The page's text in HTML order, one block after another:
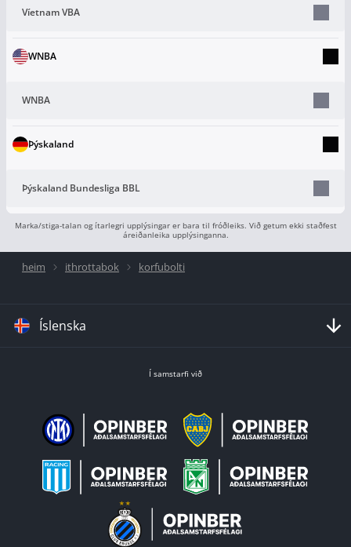
Víetnam VBA
WNBA
WNBA
Þýskaland
Þýskaland Bundesliga BBL
Marka/stiga-talan og ítarlegri upplýsingar er bara til fróðleiks. Við getum ekki staðfest
áreiðanleika upplýsinganna.
heim ithrottabok korfubolti
Íslenska
Í samstarfi við